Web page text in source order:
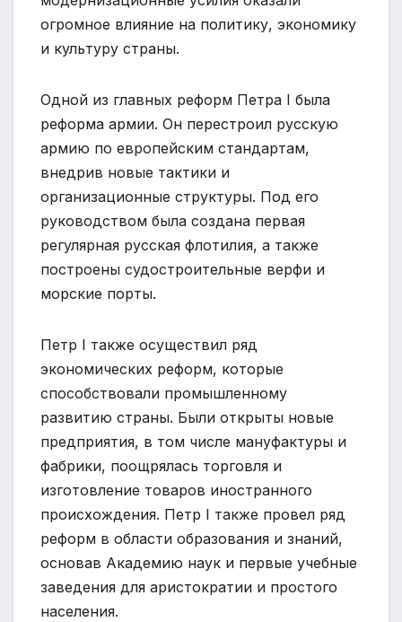
огромное влияние на политику, экономику
и культуру страны.
Одной из главных реформ Петра I была
реформа армии. Он перестроил русскую
армию по европейским стандартам,
внедрив новые тактики и
организационные структуры. Под его
руководством была создана первая
регулярная русская флотилия, а также
построены судостроительные верфи и
морские порты.
Петр I также осуществил ряд
экономических реформ, которые
способствовали промышленному
развитию страны. Были открыты новые
предприятия, в том числе мануфактуры и
фабрики, поощрялась торговля и
изготовление товаров иностранного
происхождения. Петр I также провел ряд
реформ в области образования и знаний,
основав Академию наук и первые учебные
заведения для аристократии и простого
населения.